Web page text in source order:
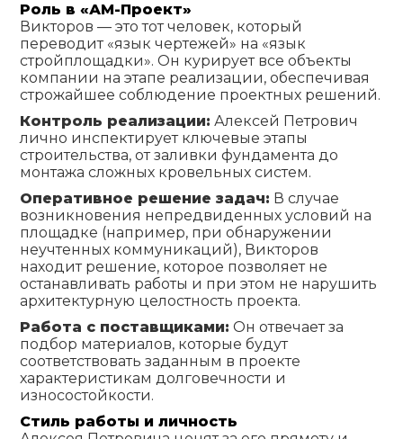
Роль в «АМ-Проект»
Викторов — это тот человек, который
переводит «язык чертежей» на «язык
стройплощадки». Он курирует все объекты
компании на этапе реализации, обеспечивая
строжайшее соблюдение проектных решений.
Контроль реализации: Алексей Петрович
лично инспектирует ключевые этапы
строительства, от заливки фундамента до
монтажа сложных кровельных систем.
Оперативное решение задач: В случае
возникновения непредвиденных условий на
площадке (например, при обнаружении
неучтенных коммуникаций), Викторов
находит решение, которое позволяет не
останавливать работы и при этом не нарушить
архитектурную целостность проекта.
Работа с поставщиками: Он отвечает за
подбор материалов, которые будут
соответствовать заданным в проекте
характеристикам долговечности и
износостойкости.
Стиль работы и личность